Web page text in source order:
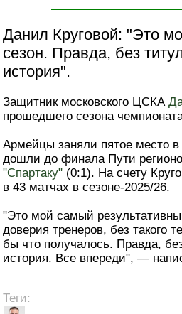
Данил Круговой: "Это
сезон. Правда, без
история".
Защитник московского ЦСКА
прошедшего сезона
Армейцы заняли пятое место
дошли до финала Пути
"Спартаку" (0:1). На счету
в 43 матчах в сезоне-2025/26.
"Это мой самый
доверия тренеров, без такого
бы что получалось. Правда,
история. Все впереди", —
Теги: